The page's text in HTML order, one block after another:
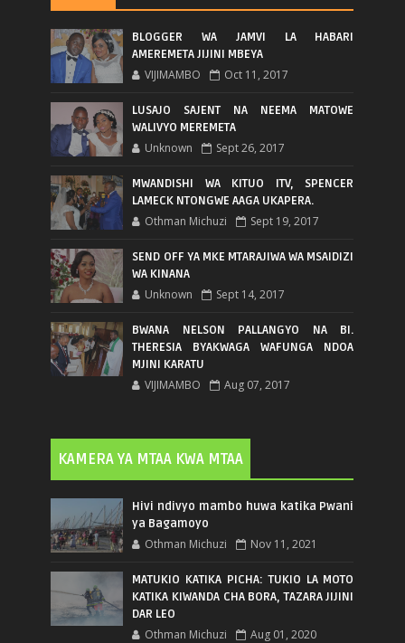
BLOGGER WA JAMVI LA HABARI
AMEREMETA JIJINI MBEYA
VIJIMAMBO Oct 11, 2017
LUSAJO SAJENT NA NEEMA MATOWE
WALIVYO MEREMETA
Unknown Sept 26, 2017
MWANDISHI WA KITUO ITV, SPENCER
LAMECK NTONGWE AAGA UKAPERA.
Othman Michuzi Sept 19, 2017
SEND OFF YA MKE MTARAJIWA WA MSAIDIZI
WA KINANA
Unknown Sept 14, 2017
BWANA NELSON PALLANGYO NA BI.
THERESIA BYAKWAGA WAFUNGA NDOA
MJINI KARATU
VIJIMAMBO Aug 07, 2017
KAMERA YA MTAA KWA MTAA
Hivi ndivyo mambo huwa katika Pwani
ya Bagamoyo
Othman Michuzi Nov 11, 2021
MATUKIO KATIKA PICHA: TUKIO LA MOTO
KATIKA KIWANDA CHA BORA, TAZARA JIJINI
DAR LEO
Othman Michuzi Aug 01, 2020